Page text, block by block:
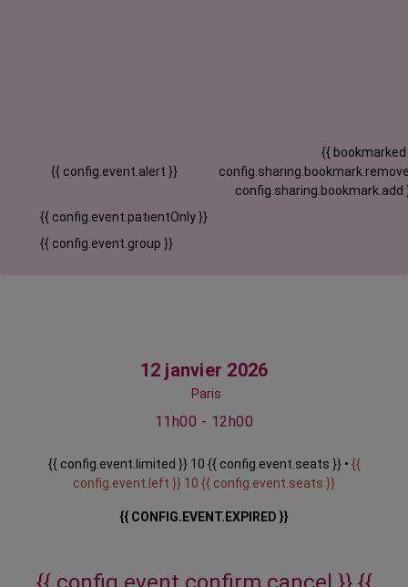
{{ config.event.alert }}
{{ bookmarked
config.sharing.bookmark.add
{{ config.event.patientOnly }}
{{ config.event.group }}
12 janvier 2026
Paris
11h00 - 12h00
{{ config.event.limited }} 10 {{ config.event.seats }} • {{
config.event.left }} 10 {{ config.event.seats }}
{{ CONFIG.EVENT.EXPIRED }}